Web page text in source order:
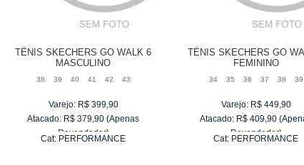
TÊNIS SKECHERS GO WALK 6
MASCULINO
38 39 40 41 42 43
Varejo: R$ 399,90
Atacado: R$ 379,90 (Apenas
Revendedor)
Cat: PERFORMANCE
TÊNIS SKECHERS GO
FEMININO
34 35 36 37 38 39
Varejo: R$ 449,90
Atacado: R$ 409,90
Revendedor)
Cat: PERFORMANCE